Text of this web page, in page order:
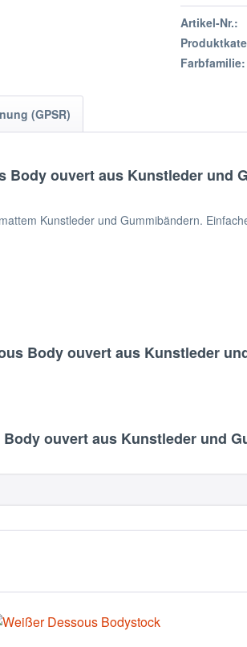
Artikel-Nr.:
Farbfamilie:
(GPSR)
ouvert aus Kunstleder und
Kunstleder und Gummibändern.
Body ouvert aus Kunstleder
ouvert aus Kunstleder und